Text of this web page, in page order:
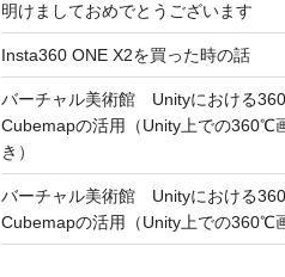
明けましておめでとうございます
Insta360 ONE X2を買った時の話
バーチャル美術館 Unityにおける
Cubemapの活用（Unity上での360℃
き）
バーチャル美術館 Unityにおける
Cubemapの活用（Unity上での360℃